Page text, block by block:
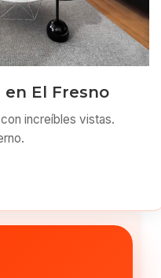
en El Fresno
increíbles vistas.